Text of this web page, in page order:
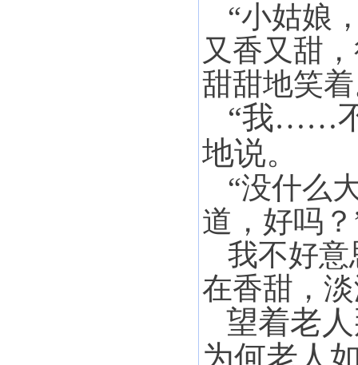
“小姑娘
又香又甜
甜甜地笑
“我……
地说。
“没什么
道，好吗
我不好
在香甜，
望着老
为何老人